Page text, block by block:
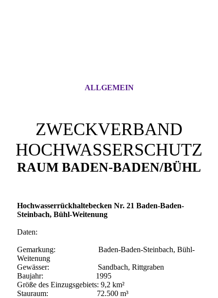
ALLGEMEIN
ZWECKVERBAND
HOCHWASSERSCHUTZ
RAUM BADEN-BADEN/BÜHL
Hochwasserrückhaltebecken Nr. 21 Baden-Baden-
Steinbach, Bühl-Weitenung
Daten:
Gemarkung: Baden-Baden-Steinbach, Bühl-
Weitenung
Gewässer: Sandbach, Rittgraben
Baujahr: 1995
Größe des Einzugsgebiets: 9,2 km²
Stauraum: 72.500 m³